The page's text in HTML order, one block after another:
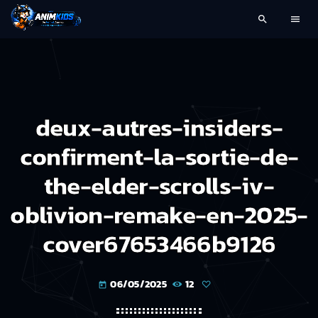
search menu
deux-autres-insiders-
confirment-la-sortie-de-
the-elder-scrolls-iv-
oblivion-remake-en-2025-
cover67653466b9126
today 06/05/2025 12